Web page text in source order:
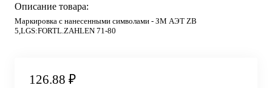
Описание товара:
Маркировка с нанесенными символами - ЗМ АЭТ ZB
5,LGS:FORTL.ZAHLEN 71-80
126.88 ₽